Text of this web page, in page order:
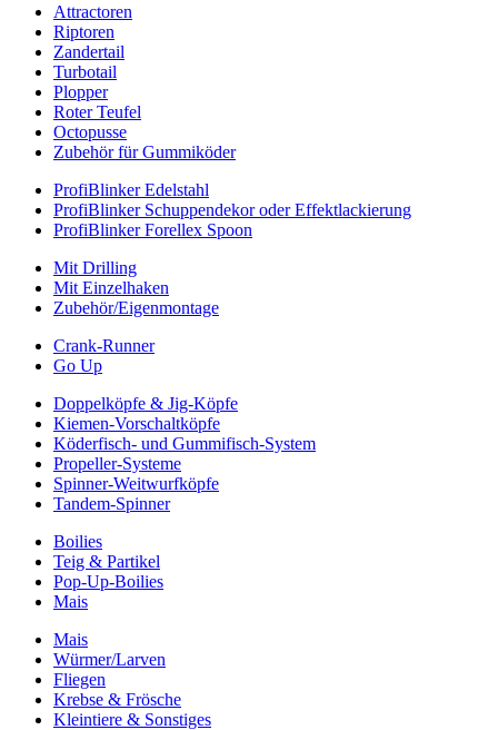
Attractoren
Riptoren
Zandertail
Turbotail
Plopper
Roter Teufel
Octopusse
Zubehör für Gummiköder
ProfiBlinker Edelstahl
ProfiBlinker Schuppendekor oder Effektlackierung
ProfiBlinker Forellex Spoon
Mit Drilling
Mit Einzelhaken
Zubehör/Eigenmontage
Crank-Runner
Go Up
Doppelköpfe & Jig-Köpfe
Kiemen-Vorschaltköpfe
Köderfisch- und Gummifisch-System
Propeller-Systeme
Spinner-Weitwurfköpfe
Tandem-Spinner
Boilies
Teig & Partikel
Pop-Up-Boilies
Mais
Mais
Würmer/Larven
Fliegen
Krebse & Frösche
Kleintiere & Sonstiges